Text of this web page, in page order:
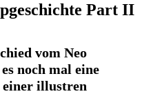
Part II
vom Neo
noch mal eine
illustren